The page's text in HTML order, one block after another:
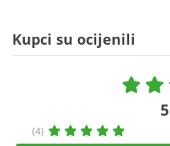
Kupci su ocijenili
5
(4)